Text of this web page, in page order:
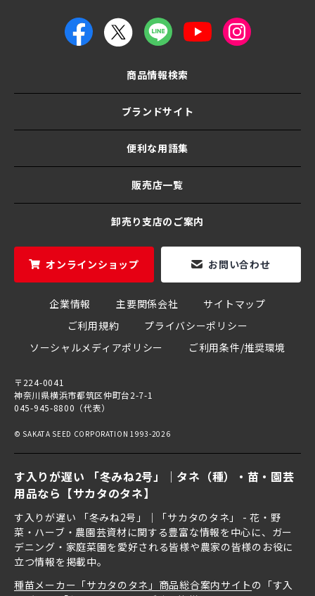
す入りが遅い 「冬みね2号」｜タネ（種）・苗・園芸
用品なら【サカタのタネ】
す入りが遅い 「冬みね2号」｜「サカタのタネ」 - 花・野
菜・ハーブ・農園芸資材に関する豊富な情報を中心に、ガー
デニング・家庭菜園を愛好される皆様や農家の皆様のお役に
立つ情報を掲載中。
種苗メーカー「サカタのタネ」商品総合案内サイト の「す入
商品情報検索
ブランドサイト
便利な用語集
販売店一覧
卸売り支店のご案内
オンラインショップ お問い合わせ
企業情報 主要関係会社
サイトマップ
ご利用規約
プライバシーポリシー
ソーシャルメディアポリシー
ご利用条件/推奨環境
〒224-0041
神奈川県横浜市都筑区仲町台2-7-1
045-945-8800（代表）
© SAKATA SEED CORPORATION 1993-2026